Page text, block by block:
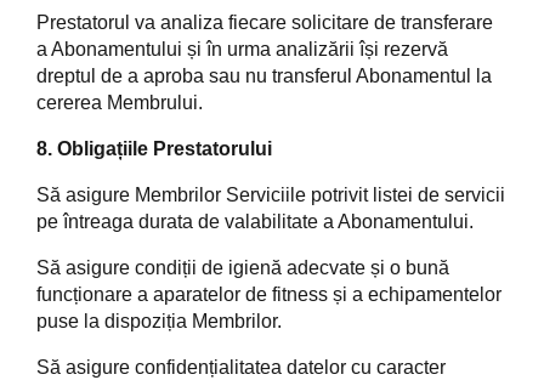
Prestatorul va analiza fiecare solicitare de transferare
a Abonamentului și în urma analizării își rezervă
dreptul de a aproba sau nu transferul Abonamentul la
cererea Membrului.
8. Obligațiile Prestatorului
Să asigure Membrilor Serviciile potrivit listei de servicii
pe întreaga durata de valabilitate a Abonamentului.
Să asigure condiții de igienă adecvate și o bună
funcționare a aparatelor de fitness și a echipamentelor
puse la dispoziția Membrilor.
Să asigure confidențialitatea datelor cu caracter